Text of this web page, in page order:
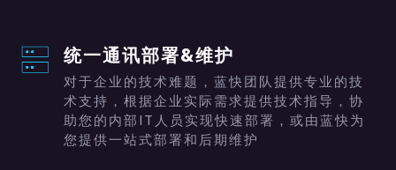
统一通讯部署&维护
对于企业的技术难题，蓝快团队提供专业的技
术支持，根据企业实际需求提供技术指导，协
助您的内部IT人员实现快速部署，或由蓝快为
您提供一站式部署和后期维护